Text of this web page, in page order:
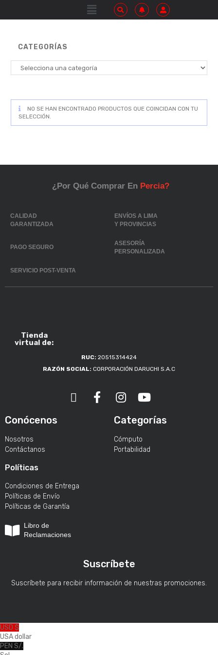
CATEGORÍAS
NO SE HAN ENCONTRADO PRODUCTOS QUE COINCIDAN CON TU
SELECCIÓN.
¿Por Qué Comprar En Percia?
CALIDAD
GARANTIZADA
ENVÍOS A LIMA
Y PROVINCIAS
PAGO SEGURO
ASESORÍA
PERSONALIZADA
SERVICIO POST-VENTA
Tienda
virtual de:
RUC: 20515314424
RAZÓN SOCIAL: CORPORACIÓN DARUCHI S.A.C
Conócenos
Nosotros
Contáctanos
Políticas
Condiciones de Entrega
Políticas de Envío
Políticas de Garantía
Libro de
Reclamaciones
Categorías
Cómputo
Portabilidad
Suscríbete
Suscríbete para recibir información de nuestras promociones.
USD $
USA dollar
PEN S/.